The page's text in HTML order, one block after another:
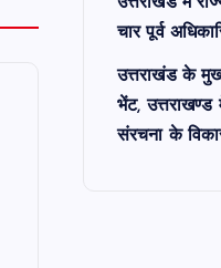
चार पूर्व
उत्तराखंड के
भेंट,
संरचना के